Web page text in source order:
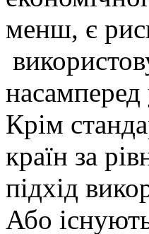
менш, є
насамперед
Крім
країн за
підхід
Або існують